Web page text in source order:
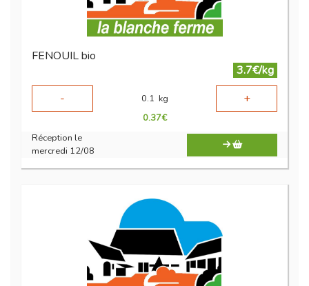
FENOUIL bio
3.7€/kg
-
0.1 kg +
0.37€
Réception le
mercredi 12/08